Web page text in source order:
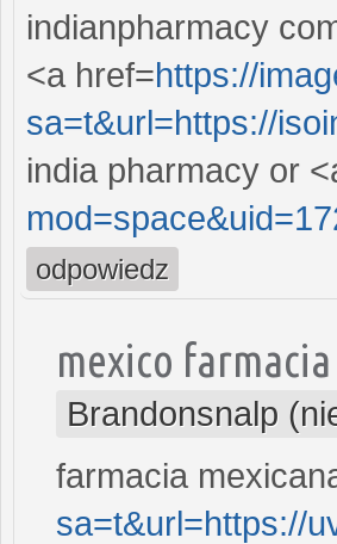
indianpharmacy
<a href=https://
sa=t&url=https://
india pharmacy or
odpowiedz
mexico farmacia
Brandonsnalp
farmacia
sa=t&url=https://